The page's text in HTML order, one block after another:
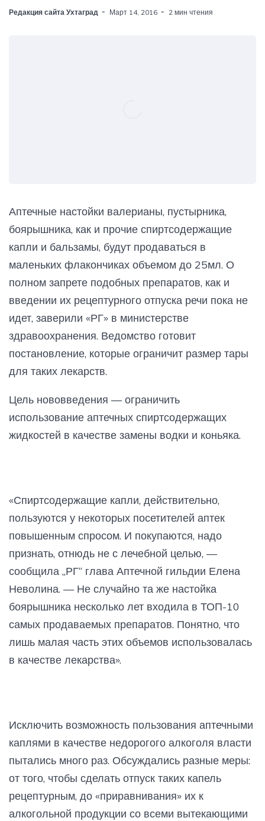
Редакция сайта Ухтаград Март 14, 2016 2 мин чтения
Аптечные настойки валерианы, пустырника,
боярышника, как и прочие спиртсодержащие
капли и бальзамы, будут продаваться в
маленьких флакончиках объемом до 25мл. О
полном запрете подобных препаратов, как и
введении их рецептурного отпуска речи пока не
идет, заверили «РГ» в министерстве
здравоохранения. Ведомство готовит
постановление, которые ограничит размер тары
для таких лекарств.
Цель нововведения — ограничить
использование аптечных спиртсодержащих
жидкостей в качестве замены водки и коньяка.
«Спиртсодержащие капли, действительно,
пользуются у некоторых посетителей аптек
повышенным спросом. И покупаются, надо
признать, отнюдь не с лечебной целью, —
сообщила „РГ“ глава Аптечной гильдии Елена
Неволина. — Не случайно та же настойка
боярышника несколько лет входила в ТОП-10
самых продаваемых препаратов. Понятно, что
лишь малая часть этих объемов использовалась
в качестве лекарства».
Исключить возможность пользования аптечными
каплями в качестве недорогого алкоголя власти
пытались много раз. Обсуждались разные меры:
от того, чтобы сделать отпуск таких капель
рецептурным, до «приравнивания» их к
алкогольной продукции со всеми вытекающими